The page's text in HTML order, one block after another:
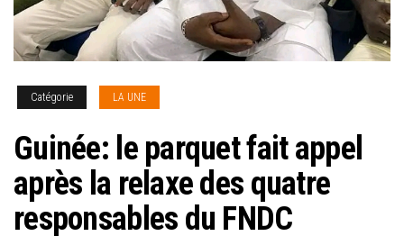
Catégorie LA UNE
Guinée: le parquet fait appel
après la relaxe des quatre
responsables du FNDC